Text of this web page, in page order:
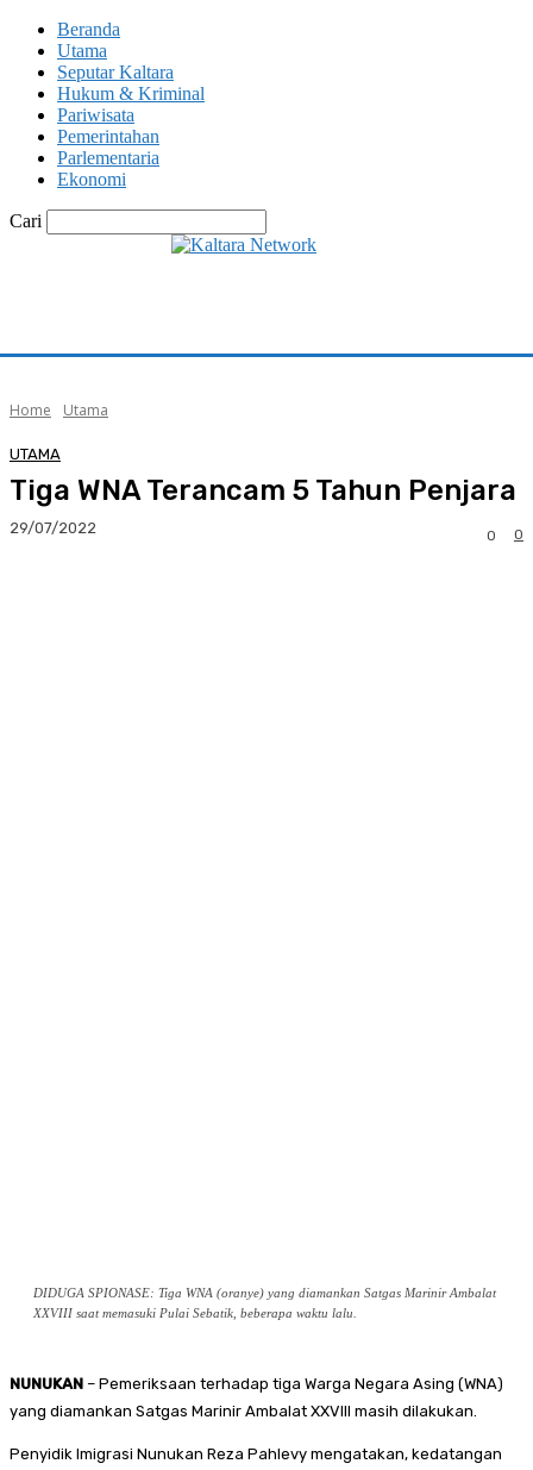
Beranda
Utama
Seputar Kaltara
Hukum & Kriminal
Pariwisata
Pemerintahan
Parlementaria
Ekonomi
Cari
Home Utama
UTAMA
Tiga WNA Terancam 5 Tahun Penjara
29/07/2022 0
0
DIDUGA SPIONASE: Tiga WNA (oranye) yang diamankan Satgas Marinir Ambalat
XXVIII saat memasuki Pulai Sebatik, beberapa waktu lalu.
NUNUKAN – Pemeriksaan terhadap tiga Warga Negara Asing (WNA)
yang diamankan Satgas Marinir Ambalat XXVIII masih dilakukan.
Penyidik Imigrasi Nunukan Reza Pahlevy mengatakan, kedatangan